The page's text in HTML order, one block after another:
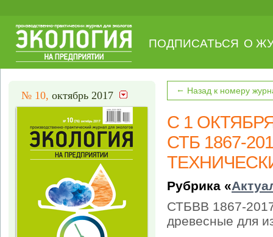
ПОДПИСАТЬСЯ О
№ 10, октябрь 2017 ← Назад к номеру
С 1
СТБ 1867-
Рубрика «
СТБВВ 1867-
древесные для